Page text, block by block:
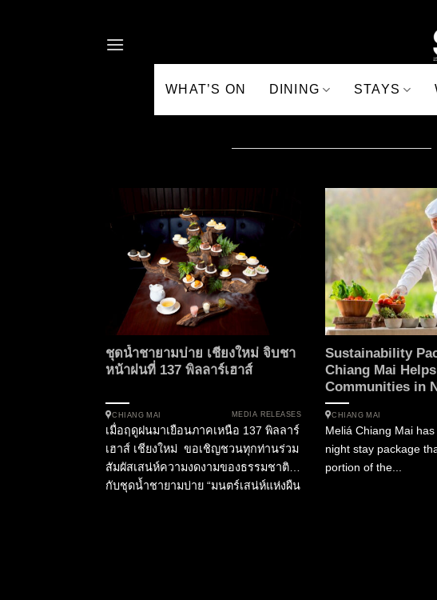
WHAT’S ON DINING STAYS
ชุดน้ำชายามบ่าย เชียงใหม่ จิบชา
หน้าฝนที่ 137 พิลลาร์เฮาส์
CHIANG MAI MEDIA RELEASES
เมื่อฤดูฝนมาเยือนภาคเหนือ 137 พิลลาร์
เฮาส์ เชียงใหม่ ขอเชิญชวนทุกท่านร่วม
สัมผัสเสน่ห์ความงดงามของธรรมชาติ
กับชุดน้ำชายามบ่าย “มนตร์เสน่ห์แห่งผืน
Sustainability
Chiang Mai Helps
Communities in
CHIANG MAI
Meliá Chiang Mai
night stay package
portion of the...